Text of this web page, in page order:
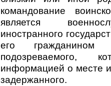
командование
является
иностранного
его гражданином
подозреваемого,
информацией о месте
задержанного.